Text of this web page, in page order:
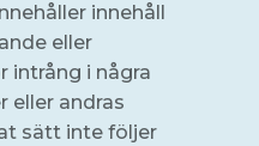
innehåll
eller
intrång i några
eller andras
sätt inte följer